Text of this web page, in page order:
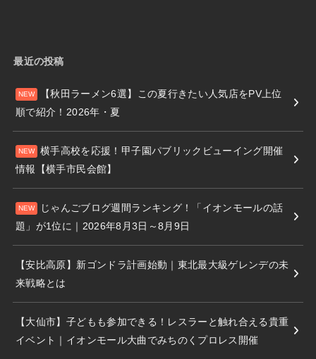
最近の投稿
【秋田ラーメン6選】この夏行きたい人気店をPV上位
順で紹介！2026年・夏
横手高校を応援！甲子園パブリックビューイング開催
情報【横手市民会館】
じゃんごブログ週間ランキング！「イオンモールの話
題」が1位に｜2026年8月3日～8月9日
【安比高原】新ゴンドラ計画始動｜東北最大級ゲレンデの未
来戦略とは
【大仙市】子どもも参加できる！レスラーと触れ合える貴重
イベント｜イオンモール大曲でみちのくプロレス開催